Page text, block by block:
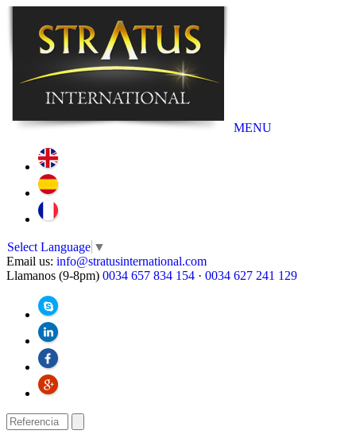
MENU
Select Language ▼
Email us: info@stratusinternational.com
Llamanos (9-8pm) 0034 657 834 154 · 0034 627 241 129